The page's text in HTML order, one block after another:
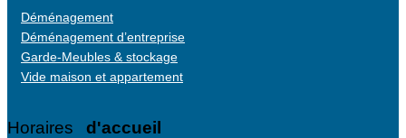
Déménagement
Déménagement d’entreprise
Garde-Meubles & stockage
Vide maison et appartement
Horaires d'accueil